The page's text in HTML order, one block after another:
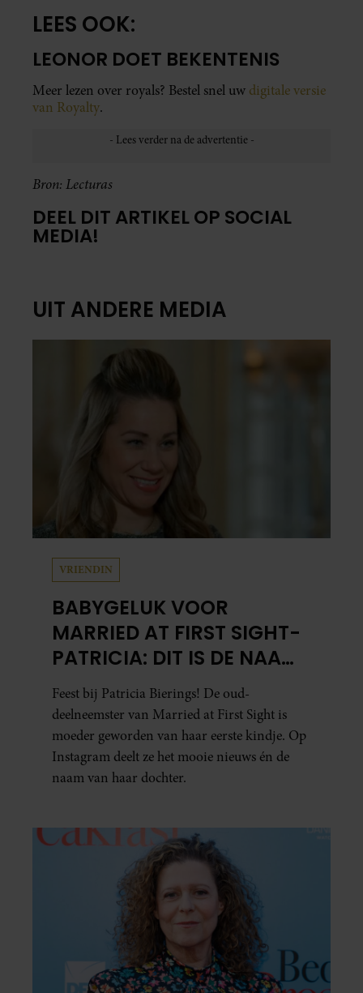
LEES OOK:
LEONOR DOET BEKENTENIS
Meer lezen over royals? Bestel snel uw digitale versie
van Royalty.
Bron: Lecturas
DEEL DIT ARTIKEL OP SOCIAL
MEDIA!
UIT ANDERE MEDIA
VRIENDIN
BABYGELUK VOOR
MARRIED AT FIRST SIGHT-
PATRICIA: DIT IS DE NAAM
VAN HAAR DOCHTER
Feest bij Patricia Bierings! De oud-
deelneemster van Married at First Sight is
moeder geworden van haar eerste kindje. Op
Instagram deelt ze het mooie nieuws én de
naam van haar dochter.